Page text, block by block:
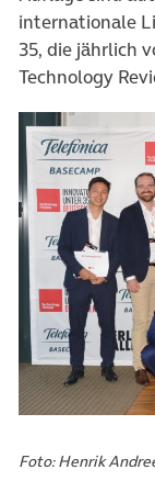
internationale
35, die jährlich
Technology
Foto: Henrik